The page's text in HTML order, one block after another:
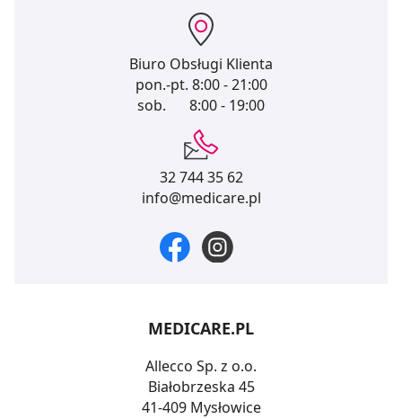
Biuro Obsługi Klienta
pon.-pt. 8:00 - 21:00
sob.
8:00 - 19:00
32 744 35 62
info@medicare.pl
MEDICARE.PL
Allecco Sp. z o.o.
Białobrzeska 45
41-409 Mysłowice